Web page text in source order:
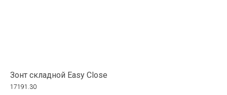
Зонт складной Easy Close
17191.30